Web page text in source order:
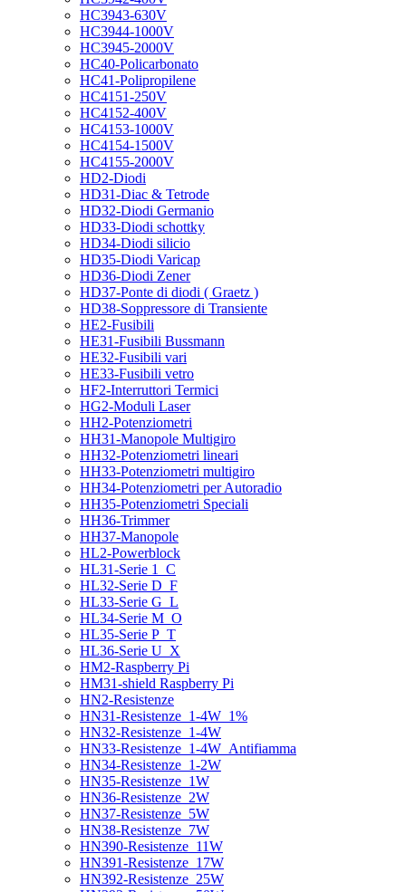
HC3943-630V
HC3944-1000V
HC3945-2000V
HC40-Policarbonato
HC41-Polipropilene
HC4151-250V
HC4152-400V
HC4153-1000V
HC4154-1500V
HC4155-2000V
HD2-Diodi
HD31-Diac & Tetrode
HD32-Diodi Germanio
HD33-Diodi schottky
HD34-Diodi silicio
HD35-Diodi Varicap
HD36-Diodi Zener
HD37-Ponte di diodi ( Graetz )
HD38-Soppressore di Transiente
HE2-Fusibili
HE31-Fusibili Bussmann
HE32-Fusibili vari
HE33-Fusibili vetro
HF2-Interruttori Termici
HG2-Moduli Laser
HH2-Potenziometri
HH31-Manopole Multigiro
HH32-Potenziometri lineari
HH33-Potenziometri multigiro
HH34-Potenziometri per Autoradio
HH35-Potenziometri Speciali
HH36-Trimmer
HH37-Manopole
HL2-Powerblock
HL31-Serie 1_C
HL32-Serie D_F
HL33-Serie G_L
HL34-Serie M_O
HL35-Serie P_T
HL36-Serie U_X
HM2-Raspberry Pi
HM31-shield Raspberry Pi
HN2-Resistenze
HN31-Resistenze_1-4W_1%
HN32-Resistenze_1-4W
HN33-Resistenze_1-4W_Antifiamma
HN34-Resistenze_1-2W
HN35-Resistenze_1W
HN36-Resistenze_2W
HN37-Resistenze_5W
HN38-Resistenze_7W
HN390-Resistenze_11W
HN391-Resistenze_17W
HN392-Resistenze_25W